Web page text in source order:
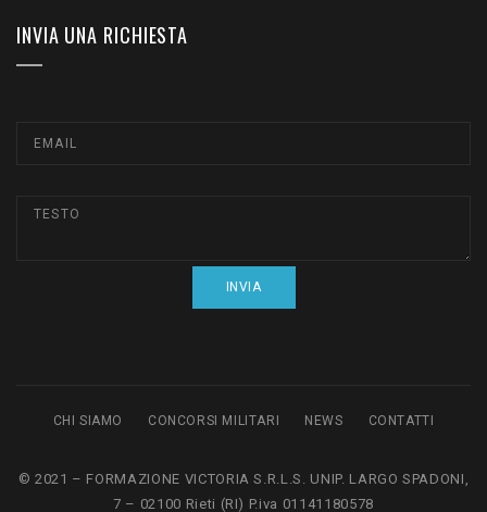
INVIA UNA RICHIESTA
CHI SIAMO CONCORSI MILITARI NEWS CONTATTI
© 2021 – FORMAZIONE VICTORIA S.R.L.S. UNIP. LARGO SPADONI,
7 – 02100 Rieti (RI) P.iva 01141180578